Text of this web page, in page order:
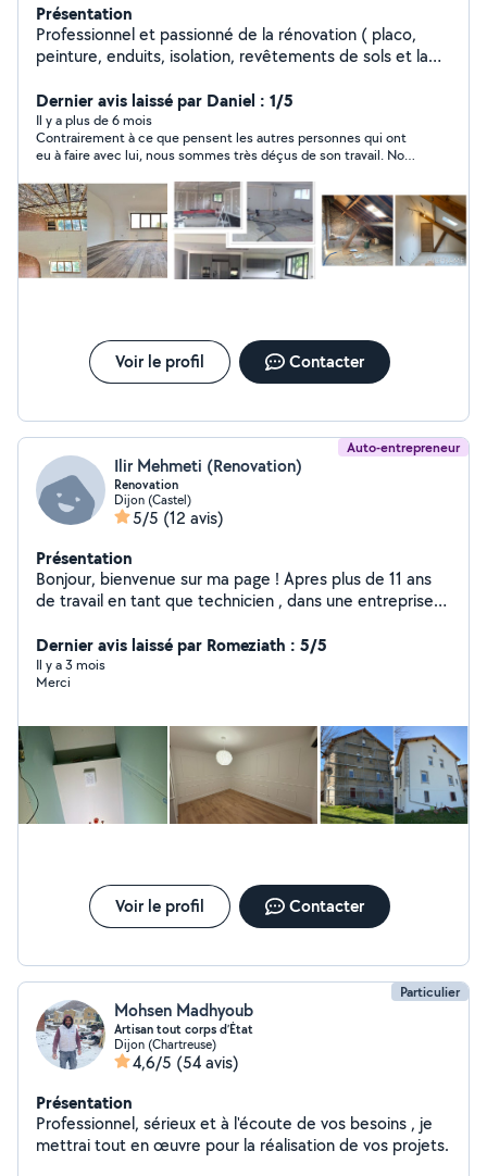
Présentation
Professionnel et passionné de la rénovation ( placo,
peinture, enduits, isolation, revêtements de sols et la
intérieur chaleureux et confortable. Je garanti un travail
de qualité avec des tarifs adaptés à votre budget. Devis
gratuit. Facilité de paiement possible.
Dernier avis laissé par Daniel : 1/5
Il y a plus de 6 mois
Contrairement à ce que pensent les autres personnes qui ont
eu à faire avec lui, nous sommes très déçus de son travail. Non
Finitions non faites malgré plusieurs relances. Le travail confié a
été fait en dépit du bon sens. Il s'agissait de poser des plaques
de placo sur deux murs dont l'un avec une cheminée qu'il fallait
bien entendu contourner.......Nous avons dû faire les finitions
nous mêmes. Bref, nous ne ferons plus appel à cette personne
qui pourtant paraissait honnête au premier abord.
Voir le profil Contacter
Auto-entrepreneur
Ilir Mehmeti (Renovation)
Renovation
Dijon (Castel)
5/5 (12 avis)
Présentation
Bonjour, bienvenue sur ma page ! Apres plus de 11 ans
de travail en tant que technicien , dans une entreprise
depuis plus de 2 ans maintenant
Dernier avis laissé par Romeziath : 5/5
Il y a 3 mois
Merci
Voir le profil Contacter
Particulier
Mohsen Madhyoub
Artisan tout corps d’État
Dijon (Chartreuse)
4,6/5 (54 avis)
Présentation
Professionnel, sérieux et à l'écoute de vos besoins , je
mettrai tout en œuvre pour la réalisation de vos projets.